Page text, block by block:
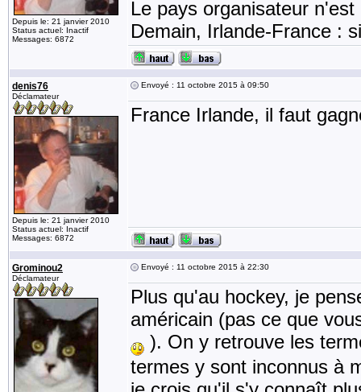
Depuis le: 21 janvier 2010
Status actuel: Inactif
Messages: 6872
Le pays organisateur
Demain, Irlande-France :
denis76
Déclamateur
Depuis le: 21 janvier 2010
Status actuel: Inactif
Messages: 6872
Envoyé : 11 octobre 2015 à 09:50
France Irlande, il faut
Grominou2
Déclamateur
Envoyé : 11 octobre 2015 à 22:30
Plus qu'au hockey, je
américain (pas ce que
). On y retrouve les
termes y sont inconnus à